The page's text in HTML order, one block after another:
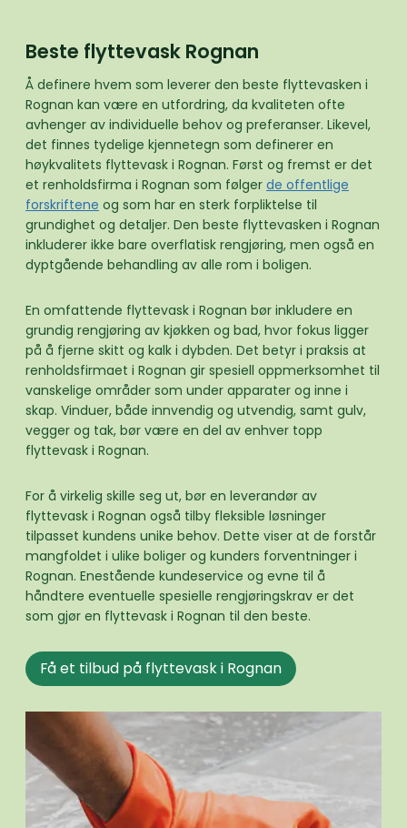
Beste flyttevask Rognan
Å definere hvem som leverer den beste flyttevasken i
Rognan kan være en utfordring, da kvaliteten ofte
avhenger av individuelle behov og preferanser. Likevel,
det finnes tydelige kjennetegn som definerer en
høykvalitets flyttevask i Rognan. Først og fremst er det
et renholdsfirma i Rognan som følger de offentlige
forskriftene og som har en sterk forpliktelse til
grundighet og detaljer. Den beste flyttevasken i Rognan
inkluderer ikke bare overflatisk rengjøring, men også en
dyptgående behandling av alle rom i boligen.
En omfattende flyttevask i Rognan bør inkludere en
grundig rengjøring av kjøkken og bad, hvor fokus ligger
på å fjerne skitt og kalk i dybden. Det betyr i praksis at
renholdsfirmaet i Rognan gir spesiell oppmerksomhet til
vanskelige områder som under apparater og inne i
skap. Vinduer, både innvendig og utvendig, samt gulv,
vegger og tak, bør være en del av enhver topp
flyttevask i Rognan.
For å virkelig skille seg ut, bør en leverandør av
flyttevask i Rognan også tilby fleksible løsninger
tilpasset kundens unike behov. Dette viser at de forstår
mangfoldet i ulike boliger og kunders forventninger i
Rognan. Enestående kundeservice og evne til å
håndtere eventuelle spesielle rengjøringskrav er det
som gjør en flyttevask i Rognan til den beste.
Få et tilbud på flyttevask i Rognan